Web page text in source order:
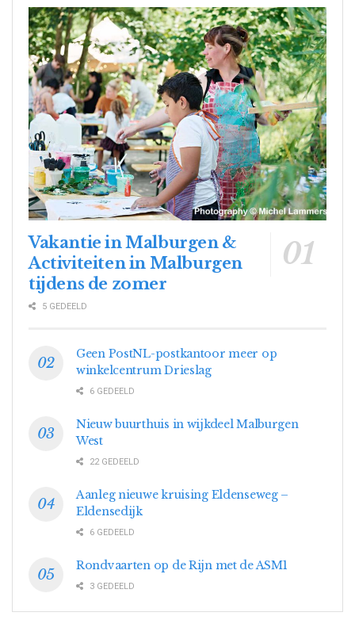
Vakantie in Malburgen &
Activiteiten in Malburgen
tijdens de zomer
5 GEDEELD
Geen PostNL-postkantoor meer op
winkelcentrum Drieslag
6 GEDEELD
Nieuw buurthuis in wijkdeel Malburgen
West
22 GEDEELD
Aanleg nieuwe kruising Eldenseweg –
Eldensedijk
6 GEDEELD
Rondvaarten op de Rijn met de ASM1
3 GEDEELD